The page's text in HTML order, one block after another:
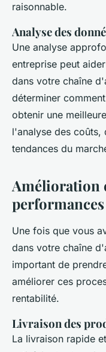
raisonnable.
Analyse des
Une analyse
entreprise peut
dans votre chaîne
déterminer
obtenir une
l'analyse des coûts,
tendances du
Amélioration
Une fois que vous
dans votre chaîne
important de
améliorer ces
rentabilité.
Livraison des
La livraison rapide